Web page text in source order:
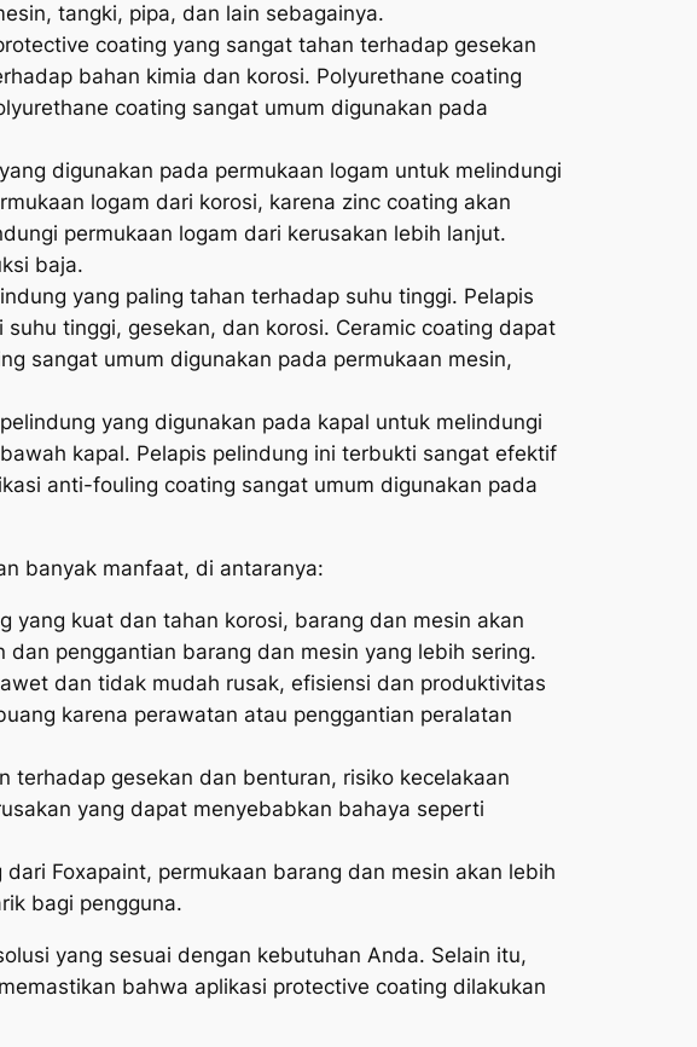
tangki, pipa, dan lain sebagainya.
coating yang sangat tahan terhadap gesekan
bahan kimia dan korosi. Polyurethane coating
coating sangat umum digunakan pada
digunakan pada permukaan logam untuk melindungi
logam dari korosi, karena zinc coating akan
permukaan logam dari kerusakan lebih lanjut.
baja.
yang paling tahan terhadap suhu tinggi. Pelapis
tinggi, gesekan, dan korosi. Ceramic coating dapat
sangat umum digunakan pada permukaan mesin,
yang digunakan pada kapal untuk melindungi
kapal. Pelapis pelindung ini terbukti sangat efektif
anti-fouling coating sangat umum digunakan pada
banyak manfaat, di antaranya:
yang kuat dan tahan korosi, barang dan mesin akan
penggantian barang dan mesin yang lebih sering.
dan tidak mudah rusak, efisiensi dan produktivitas
karena perawatan atau penggantian peralatan
terhadap gesekan dan benturan, risiko kecelakaan
yang dapat menyebabkan bahaya seperti
Foxapaint, permukaan barang dan mesin akan lebih
bagi pengguna.
yang sesuai dengan kebutuhan Anda. Selain itu,
bahwa aplikasi protective coating dilakukan